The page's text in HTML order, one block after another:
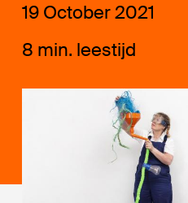
19 October 2021
8 min. leestijd